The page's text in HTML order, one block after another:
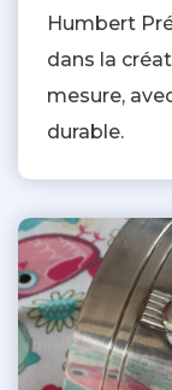
Humbert
dans la
mesure,
durable.